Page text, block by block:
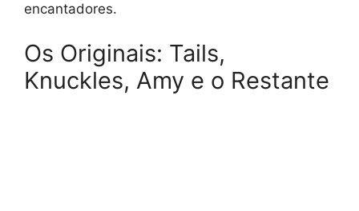
encantadores.
Os Originais: Tails,
Knuckles, Amy e o Restante